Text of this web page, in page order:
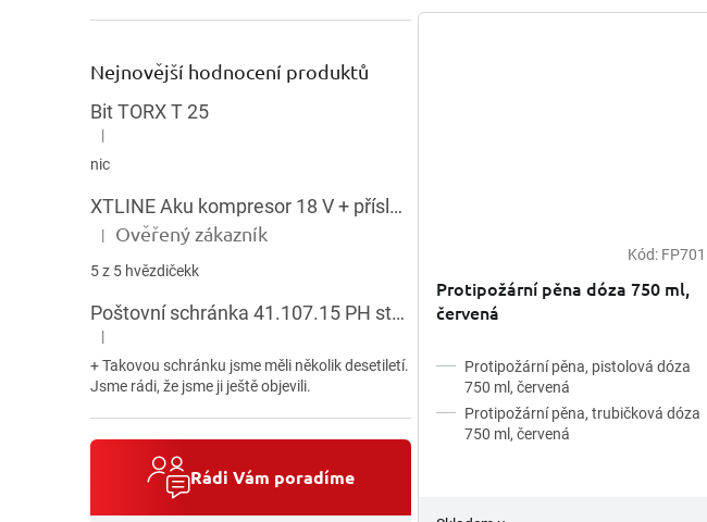
Nejnovější hodnocení produktů
Bit TORX T 25
Hodnocení produktu je 5 z 5 hvězdiček.
|
nic
XTLINE Aku kompresor 18 V + příslušenství
Hodnocení produktu je 5 z 5 hvězdiček.
| Ověřený zákazník
5 z 5 hvězdičekk
Poštovní schránka 41.107.15 PH stojatá HNĚDÁ
Hodnocení produktu je 5 z 5 hvězdiček.
|
+ Takovou schránku jsme měli několik desetiletí.
Jsme rádi, že jsme ji ještě objevili.
Rádi Vám poradíme
Kód: FP701
Protipožární pěna dóza 750 ml,
červená
Protipožární pěna, pistolová dóza
750 ml, červená
Protipožární pěna, trubičková dóza
750 ml, červená